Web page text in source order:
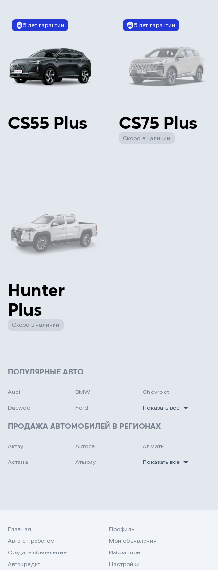
5 лет гарантии
CS55 Plus
5 лет гарантии
CS75 Plus
Скоро в наличии
Hunter
Plus
Скоро в наличии
ПОПУЛЯРНЫЕ АВТО
Audi BMW Chevrolet
Daewoo Ford Показать все
ПРОДАЖА АВТОМОБИЛЕЙ В РЕГИОНАХ
Актау Актобе Алматы
Астана Атырау Показать все
Главная
Авто с пробегом
Создать объявление
Автокредит
Профиль
Мои объявления
Избранное
Настройки